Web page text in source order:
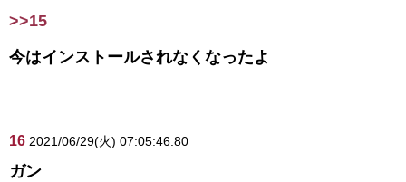
>>15
今はインストールされなくなったよ
16 2021/06/29(火) 07:05:46.80
ガン